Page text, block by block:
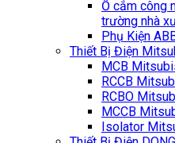
Ổ cắm công
trường nhà
Phụ Kiện
Thiết Bị Điện
MCB
RCCB
RCBO
MCCB
Isolator